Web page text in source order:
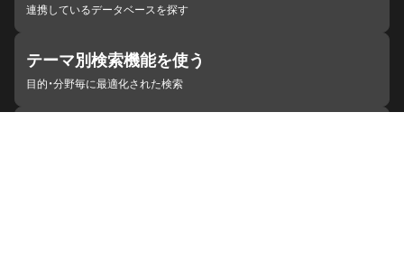
連携しているデータベースを探す
テーマ別検索機能を使う
目的・分野毎に最適化された検索